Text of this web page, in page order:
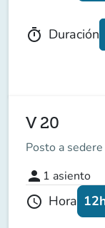
timer Duración
V 20
Posto a
person 1 asiento
schedule Hora